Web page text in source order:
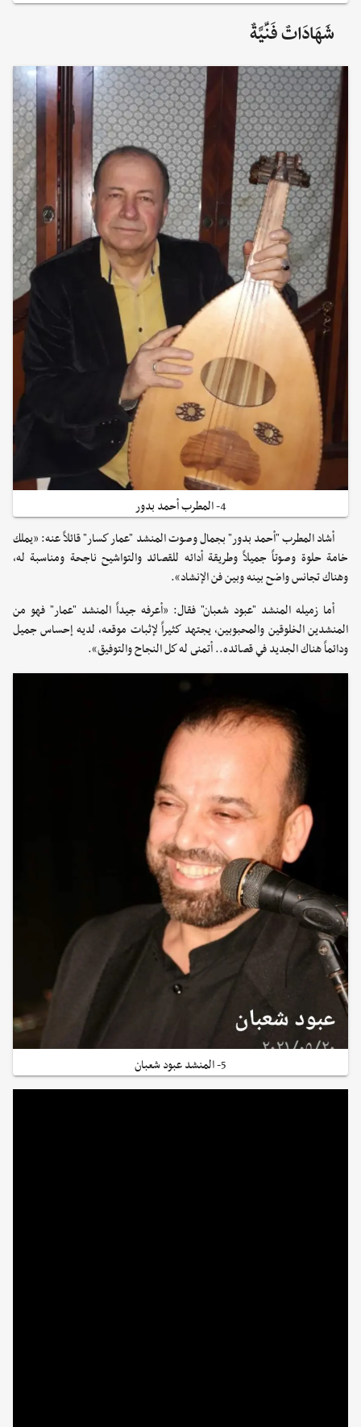
شَهَادَاتٌ فَنِّيَّةٌ
4- المطرب أحمد بدور
أشاد المطرب "أحمد بدور" بجمال وصوت المنشد "عمار كسار" قائلاً عنه: «يملك
خامة حلوة وصوتاً جميلاً وطريقة أدائه للقصائد والتواشيح ناجحة ومناسبة له،
وهناك تجانس واضح بينه وبين فن الإنشاد».
أما زميله المنشد "عبود شعبان" فقال: «أعرفه جيداً المنشد "عمار" فهو من
المنشدين الخلوقين والمحبوبين، يجتهد كثيراً لإثبات موقعه، لديه إحساس جميل
ودائماً هناك الجديد في قصائده.. أتمنى له كل النجاح والتوفيق».
5- المنشد عبود شعبان